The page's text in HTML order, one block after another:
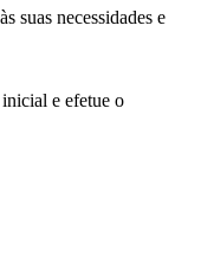
suas necessidades e
e efetue o